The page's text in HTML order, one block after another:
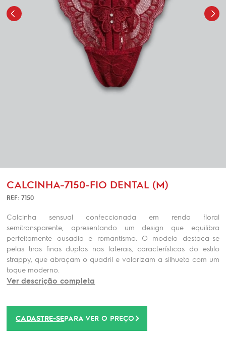
CALCINHA-7150-FIO DENTAL (M)
REF: 7150
Calcinha sensual confeccionada em renda floral
semitransparente, apresentando um design que equilibra
perfeitamente ousadia e romantismo. O modelo destaca-se
pelas tiras finas duplas nas laterais, características do estilo
strappy, que abraçam o quadril e valorizam a silhueta com um
toque moderno.
Ver descrição completa
CADASTRE-SEPARA VER O PREÇO